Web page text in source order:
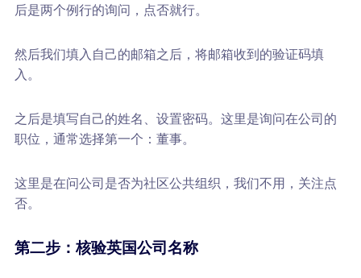
后是两个例行的询问，点否就行。
然后我们填入自己的邮箱之后，将邮箱收到的验证码填
入。
之后是填写自己的姓名、设置密码。这里是询问在公司的
职位，通常选择第一个：董事。
这里是在问公司是否为社区公共组织，我们不用，关注点
否。
第二步：核验英国公司名称